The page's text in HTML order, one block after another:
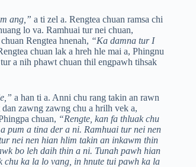
ang,” a ti zel a. Rengtea chuan ramsa chi
lo va. Ramhuai tur nei chuan,
Rengtea hnenah, “Ka damna tur I
chuan lak a hreh hle mai a, Phingnu
a nih phawt chuan thil engpawh tihsak
a han ti a. Anni chu rang takin an rawn
zawng zawng chu a hrilh vek a,
chuan, “Rengte, kan fa thluak chu
pum a tina der a ni. Ramhuai tur nei nen
nei nen hian hlim takin an inkawm thin
bo leh daih thin a ni. Tunah pawh hian
chu ka la lo vang, in hnute tui pawh ka la